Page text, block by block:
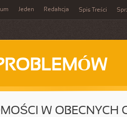
Jeden Redakcja Spis Treści
W OBECNYCH